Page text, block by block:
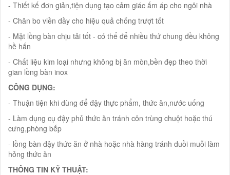
- Thiết kế đơn giản,tiện dụng tạo cảm giác ấm áp cho ngôi nhà
- Chân bo viền dầy cho hiệu quả chống trượt tốt
- Mặt lồng bàn chịu tải tốt - có thể để nhiều thứ chung đều không
hề hấn
- Chất liệu kim loại nhưng không bị ăn mòn,bền đẹp theo thời
gian lồng bàn inox
CÔNG DỤNG:
- Thuận tiện khi dùng để đậy thực phẩm, thức ăn,nước uống
- Làm dụng cụ đậy phủ thức ăn tránh côn trùng chuột hoặc thú
cưng,phòng bếp
- lồng bàn đậy thức ăn ở nhà hoặc nhà hàng tránh duồi muỗi làm
hỏng thức ăn
THÔNG TIN KỸ THUẬT: